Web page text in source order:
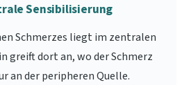
Sensibilisierung
Schmerzes liegt im zentralen
greift dort an, wo der Schmerz
an der peripheren Quelle.